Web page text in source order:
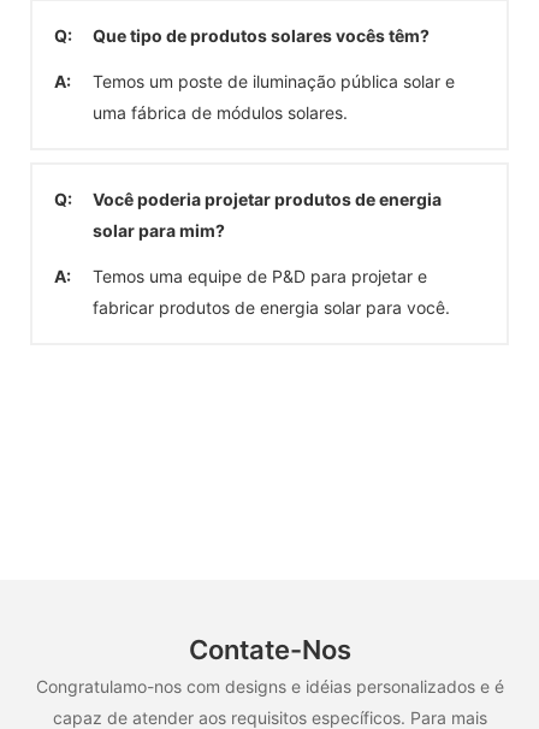
Q: Que tipo de produtos solares vocês têm?
A:
Temos um poste de iluminação pública solar e
uma fábrica de módulos solares.
Q:
Você poderia projetar produtos de energia
solar para mim?
A:
Temos uma equipe de P&D para projetar e
fabricar produtos de energia solar para você.
Contate-Nos
Congratulamo-nos com designs e idéias personalizados e é
capaz de atender aos requisitos específicos. Para mais